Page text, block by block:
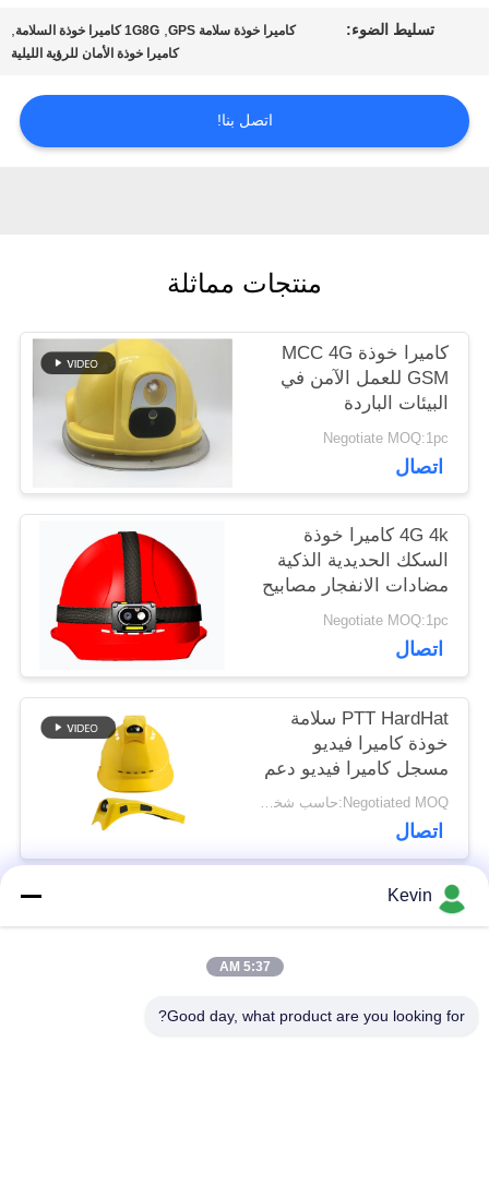
الجودة
اتصل
بنا
اطلب
اقتباس
خريطة
الموقع
سياسة
الخصوصية
تسليط الضوء: كاميرا خوذة سلامة GPS , 1G8G كاميرا خوذة السلامة ,
كاميرا خوذة الأمان للرؤية الليلية
اتصل بنا!
منتجات مماثلة
كاميرا خوذة MCC 4G
GSM للعمل الآمن في
البيئات الباردة
Negotiate MOQ:1pc
اتصال
4G 4k كاميرا خوذة
السكك الحديدية الذكية
مضادات الانفجار مصابيح
LED مع كاميرا مضادة
للاهتزاز
Negotiate MOQ:1pc
اتصال
PTT HardHat سلامة
خوذة كاميرا فيديو
مسجل كاميرا فيديو دعم
4G WIFI
Negotiated MOQ:حاسب شخصي 1
اتصال
فئات شعبية جميع
الكاميرات التي تلبسها
كاميرات هيئة الشرطة
Kevin
5:37 AM
Good day, what product are you looking for?